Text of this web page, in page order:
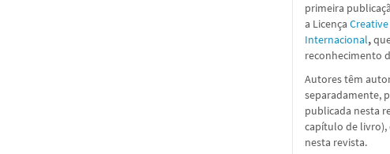
primeira
a Licença
Internacional,
reconhecimento
Autores têm
separadamente,
publicada nesta
capítulo de livro),
nesta revista.